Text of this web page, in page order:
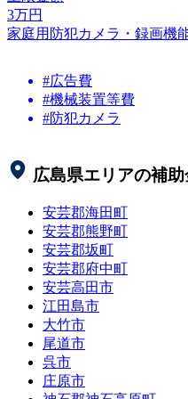
3万円
家庭用防犯カメラ・録画機
#広告費
#機械装置等費
#防犯カメラ
広島県エリアの補
安芸郡海田町
安芸郡熊野町
安芸郡坂町
安芸郡府中町
安芸高田市
江田島市
大竹市
尾道市
呉市
庄原市